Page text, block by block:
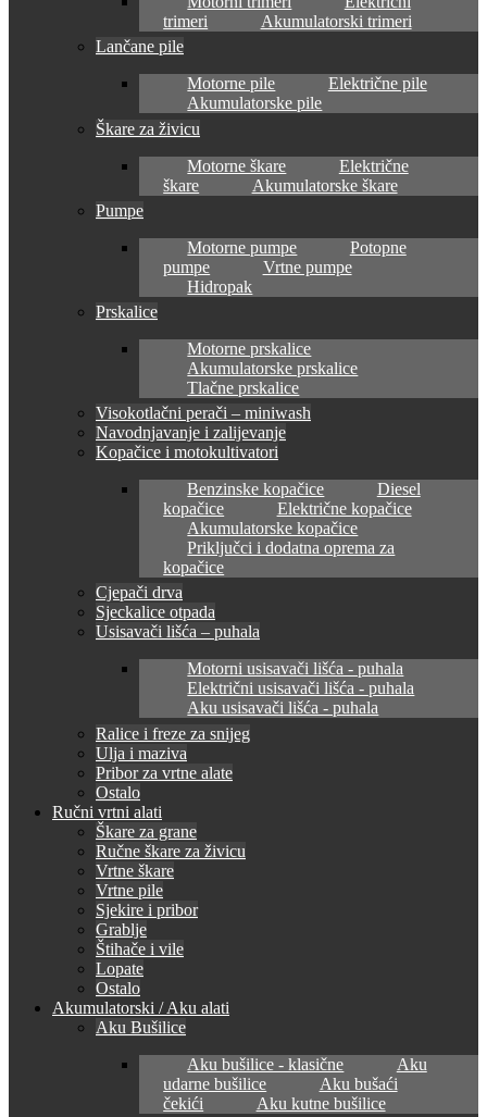
trimeri
Akumulatorski trimeri
Lančane pile
Motorne pile
Električne pile
Akumulatorske pile
Škare za živicu
Motorne škare
Električne
škare
Akumulatorske škare
Pumpe
Motorne pumpe
Potopne
pumpe
Vrtne pumpe
Hidropak
Prskalice
Motorne prskalice
Akumulatorske prskalice
Tlačne prskalice
Visokotlačni perači – miniwash
Navodnjavanje i zalijevanje
Kopačice i motokultivatori
Benzinske kopačice
Diesel
kopačice
Električne kopačice
Akumulatorske kopačice
Priključci i dodatna oprema za
kopačice
Cjepači drva
Sjeckalice otpada
Usisavači lišća – puhala
Motorni usisavači lišća - puhala
Električni usisavači lišća - puhala
Aku usisavači lišća - puhala
Ralice i freze za snijeg
Ulja i maziva
Pribor za vrtne alate
Ostalo
Ručni vrtni alati
Škare za grane
Ručne škare za živicu
Vrtne škare
Vrtne pile
Sjekire i pribor
Grablje
Štihače i vile
Lopate
Ostalo
Akumulatorski / Aku alati
Aku Bušilice
Aku bušilice - klasične
Aku
udarne bušilice
Aku bušaći
čekići
Aku kutne bušilice